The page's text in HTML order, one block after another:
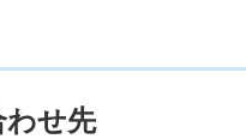
せ先